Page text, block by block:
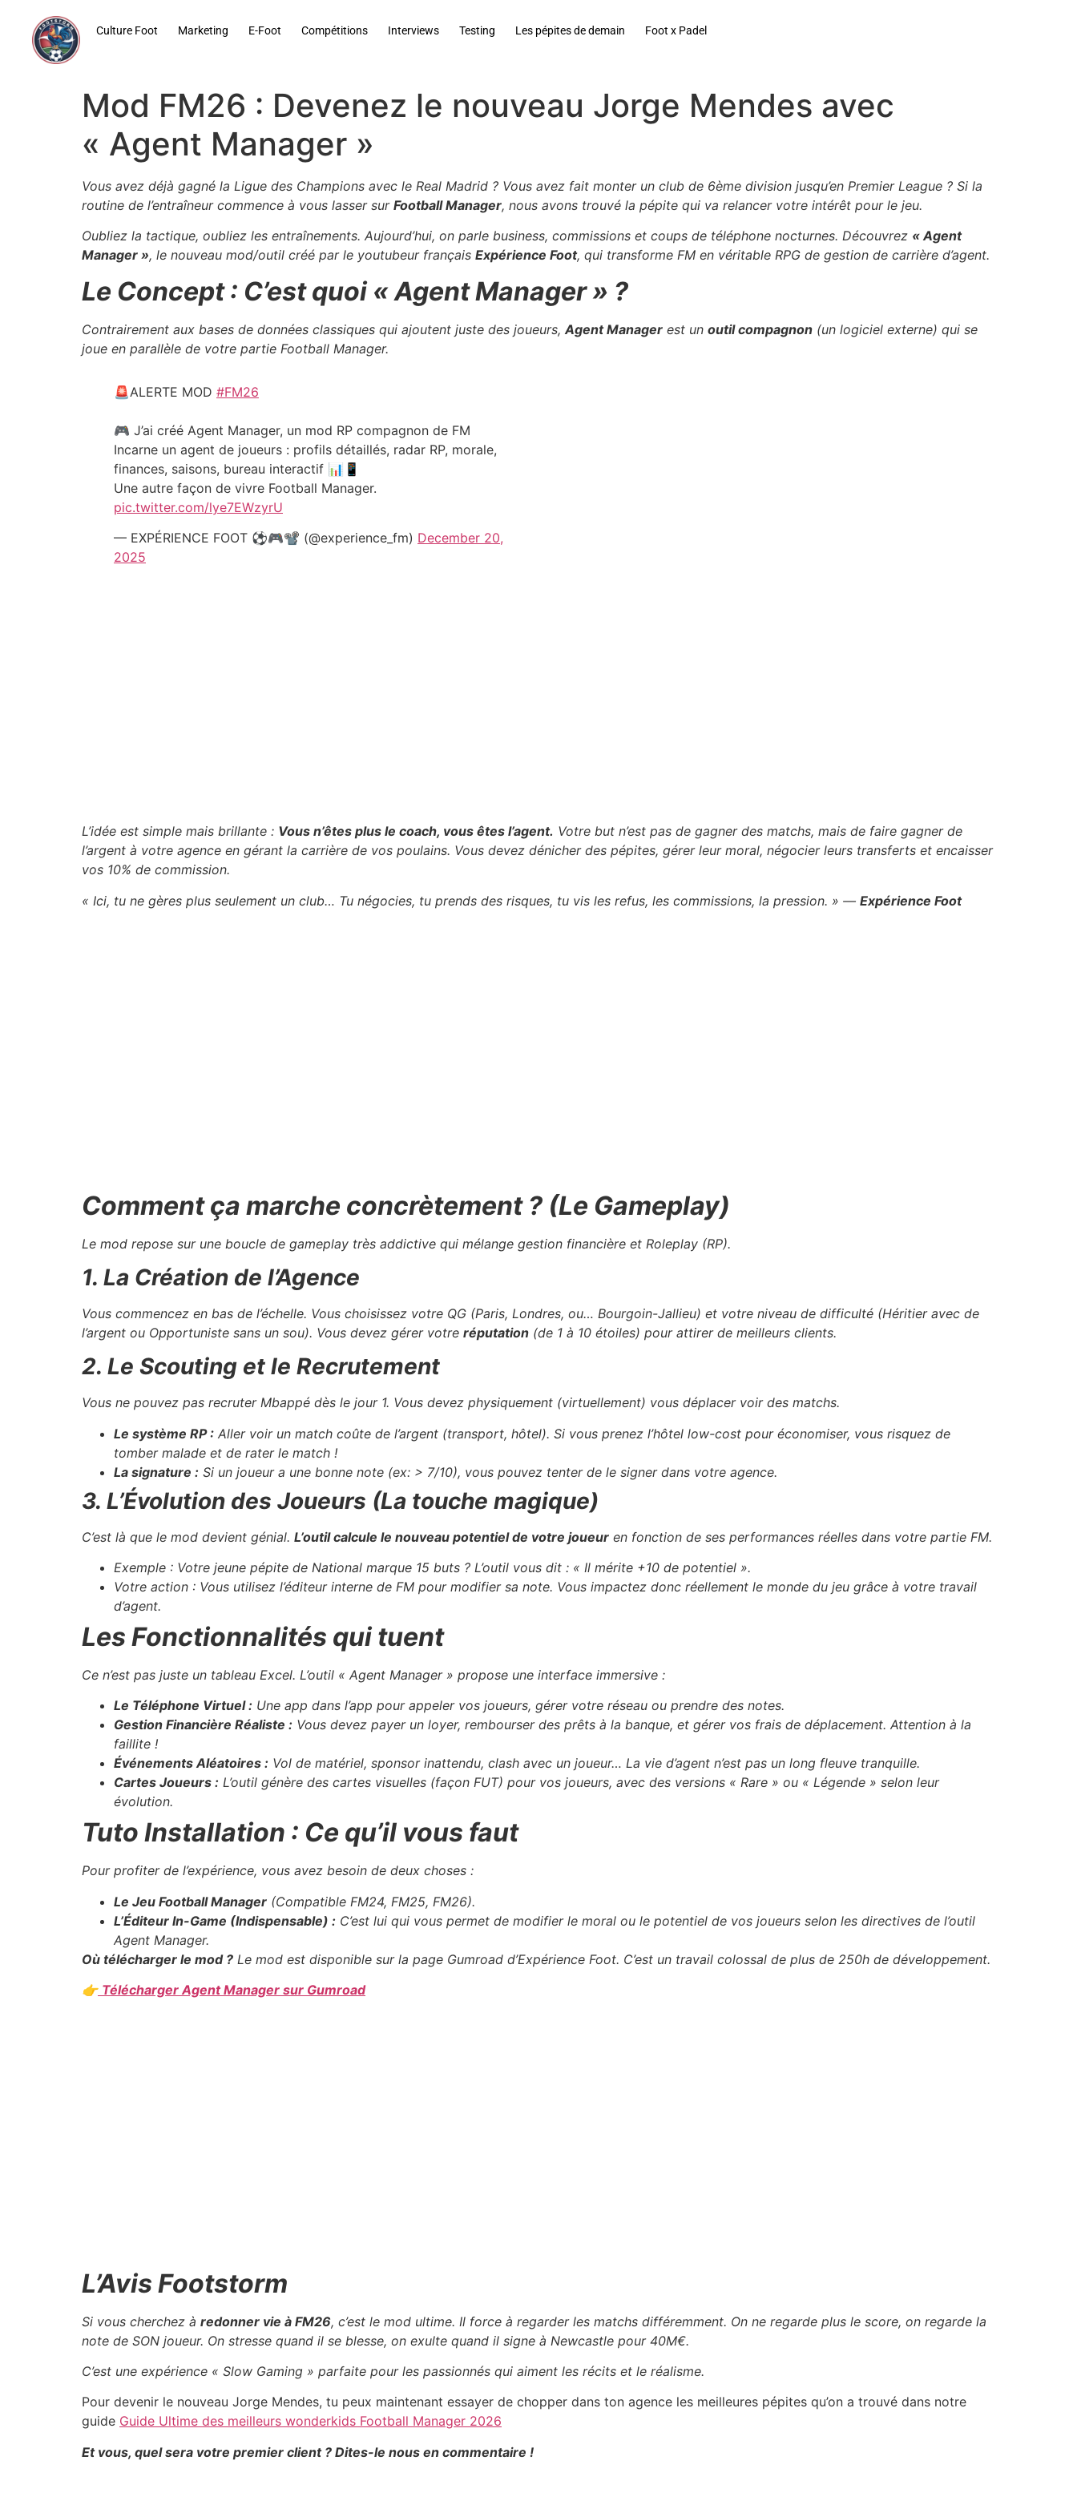
principal
Culture Foot Marketing E-Foot Compétitions Interviews Testing Les pépites de demain Foot x Padel
Mod FM26 : Devenez le nouveau Jorge Mendes avec
« Agent Manager »
Vous avez déjà gagné la Ligue des Champions avec le Real Madrid ? Vous avez fait monter un club de 6ème division jusqu’en Premier League ? Si la
routine de l’entraîneur commence à vous lasser sur Football Manager, nous avons trouvé la pépite qui va relancer votre intérêt pour le jeu.
Oubliez la tactique, oubliez les entraînements. Aujourd’hui, on parle business, commissions et coups de téléphone nocturnes. Découvrez « Agent
Manager », le nouveau mod/outil créé par le youtubeur français Expérience Foot, qui transforme FM en véritable RPG de gestion de carrière d’agent.
Le Concept : C’est quoi « Agent Manager » ?
Contrairement aux bases de données classiques qui ajoutent juste des joueurs, Agent Manager est un outil compagnon (un logiciel externe) qui se
joue en parallèle de votre partie Football Manager.
🚨ALERTE MOD #FM26
🎮 J’ai créé Agent Manager, un mod RP compagnon de FM
Incarne un agent de joueurs : profils détaillés, radar RP, morale,
finances, saisons, bureau interactif 📊📱
Une autre façon de vivre Football Manager.
pic.twitter.com/lye7EWzyrU
— EXPÉRIENCE FOOT ⚽️🎮📽 (@experience_fm) December 20,
2025
L’idée est simple mais brillante : Vous n’êtes plus le coach, vous êtes l’agent. Votre but n’est pas de gagner des matchs, mais de faire gagner de
l’argent à votre agence en gérant la carrière de vos poulains. Vous devez dénicher des pépites, gérer leur moral, négocier leurs transferts et encaisser
vos 10% de commission.
« Ici, tu ne gères plus seulement un club… Tu négocies, tu prends des risques, tu vis les refus, les commissions, la pression. » — Expérience Foot
Comment ça marche concrètement ? (Le Gameplay)
Le mod repose sur une boucle de gameplay très addictive qui mélange gestion financière et Roleplay (RP).
1. La Création de l’Agence
Vous commencez en bas de l’échelle. Vous choisissez votre QG (Paris, Londres, ou… Bourgoin-Jallieu) et votre niveau de difficulté (Héritier avec de
l’argent ou Opportuniste sans un sou). Vous devez gérer votre réputation (de 1 à 10 étoiles) pour attirer de meilleurs clients.
2. Le Scouting et le Recrutement
Vous ne pouvez pas recruter Mbappé dès le jour 1. Vous devez physiquement (virtuellement) vous déplacer voir des matchs.
Le système RP : Aller voir un match coûte de l’argent (transport, hôtel). Si vous prenez l’hôtel low-cost pour économiser, vous risquez de
tomber malade et de rater le match !
La signature : Si un joueur a une bonne note (ex: > 7/10), vous pouvez tenter de le signer dans votre agence.
3. L’Évolution des Joueurs (La touche magique)
C’est là que le mod devient génial. L’outil calcule le nouveau potentiel de votre joueur en fonction de ses performances réelles dans votre partie FM.
Exemple : Votre jeune pépite de National marque 15 buts ? L’outil vous dit : « Il mérite +10 de potentiel ».
Votre action : Vous utilisez l’éditeur interne de FM pour modifier sa note. Vous impactez donc réellement le monde du jeu grâce à votre travail
d’agent.
Les Fonctionnalités qui tuent
Ce n’est pas juste un tableau Excel. L’outil « Agent Manager » propose une interface immersive :
Le Téléphone Virtuel : Une app dans l’app pour appeler vos joueurs, gérer votre réseau ou prendre des notes.
Gestion Financière Réaliste : Vous devez payer un loyer, rembourser des prêts à la banque, et gérer vos frais de déplacement. Attention à la
faillite !
Événements Aléatoires : Vol de matériel, sponsor inattendu, clash avec un joueur… La vie d’agent n’est pas un long fleuve tranquille.
Cartes Joueurs : L’outil génère des cartes visuelles (façon FUT) pour vos joueurs, avec des versions « Rare » ou « Légende » selon leur
évolution.
Tuto Installation : Ce qu’il vous faut
Pour profiter de l’expérience, vous avez besoin de deux choses :
Le Jeu Football Manager (Compatible FM24, FM25, FM26).
L’Éditeur In-Game (Indispensable) : C’est lui qui vous permet de modifier le moral ou le potentiel de vos joueurs selon les directives de l’outil
Agent Manager.
Où télécharger le mod ? Le mod est disponible sur la page Gumroad d’Expérience Foot. C’est un travail colossal de plus de 250h de développement.
👉 Télécharger Agent Manager sur Gumroad
L’Avis Footstorm
Si vous cherchez à redonner vie à FM26, c’est le mod ultime. Il force à regarder les matchs différemment. On ne regarde plus le score, on regarde la
note de SON joueur. On stresse quand il se blesse, on exulte quand il signe à Newcastle pour 40M€.
C’est une expérience « Slow Gaming » parfaite pour les passionnés qui aiment les récits et le réalisme.
Pour devenir le nouveau Jorge Mendes, tu peux maintenant essayer de chopper dans ton agence les meilleures pépites qu’on a trouvé dans notre
guide Guide Ultime des meilleurs wonderkids Football Manager 2026
Et vous, quel sera votre premier client ? Dites-le nous en commentaire !